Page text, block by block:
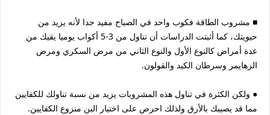
■ مشروب الطاقة فكوب واحد في الصباح مفيد جدا لأنه يزيد من
حيويتك، كما أثبتت الدراسات أن تناول من 3-5 أكواب يوميا يقيك من
عدة أمراض كالنوع الأول والنوع الثاني من مرض السكري ومرض
الزهايمر وسرطان الكبد والقولون.
● ولكن الكثرة في تناول هذه المشروبات يزيد من نسبة تناولك للكفايين
مما قد يصيبك بالأرق ولذلك احرص على اختيار البن منزوع الكفايين.